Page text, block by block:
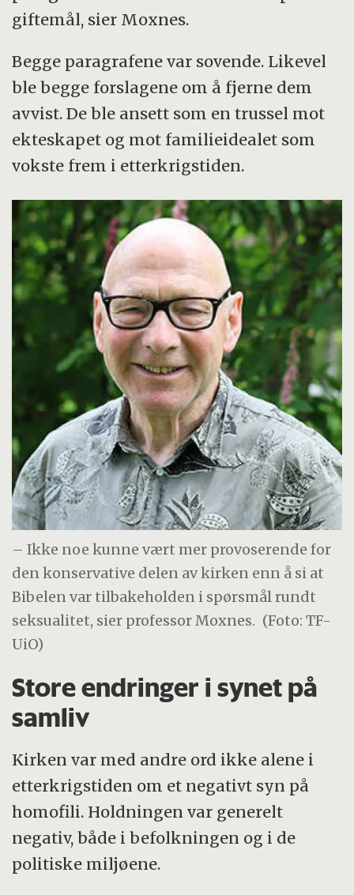
giftemål, sier Moxnes.
Begge paragrafene var sovende. Likevel
ble begge forslagene om å fjerne dem
avvist. De ble ansett som en trussel mot
ekteskapet og mot familieidealet som
vokste frem i etterkrigstiden.
– Ikke noe kunne vært mer provoserende for
den konservative delen av kirken enn å si at
Bibelen var tilbakeholden i spørsmål rundt
seksualitet, sier professor Moxnes. (Foto: TF-
UiO)
Store endringer i synet på
samliv
Kirken var med andre ord ikke alene i
etterkrigstiden om et negativt syn på
homofili. Holdningen var generelt
negativ, både i befolkningen og i de
politiske miljøene.